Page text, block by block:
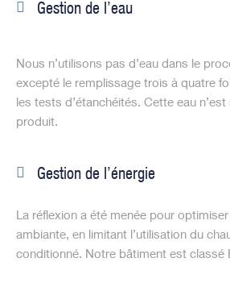
Gestion de l’eau
Nous n’utilisons pas d’eau dans le
excepté le remplissage trois à quatre
les tests d’étanchéités. Cette eau
produit.
Gestion de l’énergie
La réflexion a été menée pour
ambiante, en limitant l’utilisation du
conditionné. Notre bâtiment est classé